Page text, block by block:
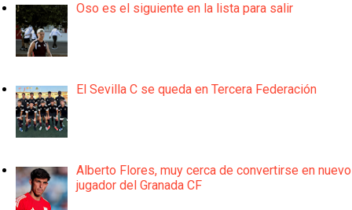
Oso es el siguiente en la lista para salir
El Sevilla C se queda en Tercera Federación
Alberto Flores, muy cerca de convertirse en nuevo
jugador del Granada CF